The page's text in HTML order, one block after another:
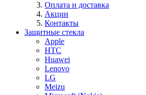
Оплата и доставка
Акции
Контакты
Защитные стекла
Apple
HTC
Huawei
Lenovo
LG
Meizu